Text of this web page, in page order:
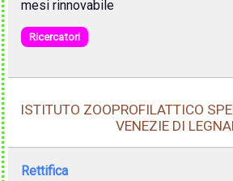
mesi rinnovabile
Ricercatori
ISTITUTO ZOOPROFILATTICO
VENEZIE DI
Rettifica